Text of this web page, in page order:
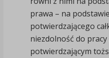
prawa – na
potwierdzającego
niezdolność do
potwierdzającym